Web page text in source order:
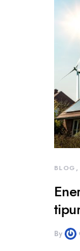
BLOG
By